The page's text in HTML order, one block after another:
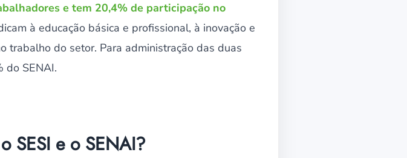
e tem 20,4% de participação no
à educação básica e profissional, à inovação e
trabalho do setor. Para administração das duas
do SENAI.
SESI e o SENAI?